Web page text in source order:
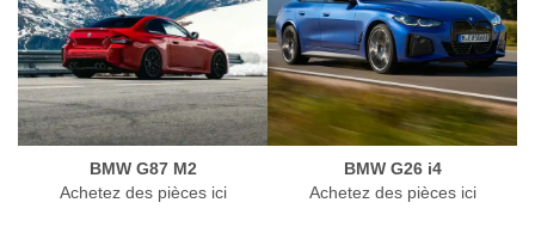
BMW G87 M2
Achetez des pièces ici
BMW G26 i4
Achetez des pièces ici